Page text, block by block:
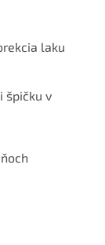
laku
špičku v